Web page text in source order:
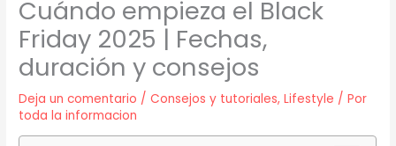
Cuándo empieza el Black
Friday 2025 | Fechas,
duración y consejos
Deja un comentario /Consejos y tutoriales,Lifestyle / Por
toda la informacion